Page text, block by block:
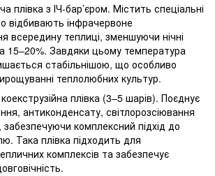
плівка з ІЧ-бар’єром. Містить спеціальні
відбивають інфрачервоне
всередину теплиці, зменшуючи нічні
15–20%. Завдяки цьому температура
стабільнішою, що особливо
теплолюбних культур.
плівка (3–5 шарів). Поєднує
антиконденсату, світлорозсіювання
комплексний підхід до
Така плівка підходить для
комплексів та забезпечує